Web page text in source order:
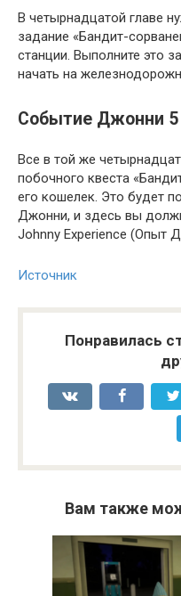
В четырнадцатой главе
задание «Бандит-
станции. Выполните это
начать на
Событие Джонни 5
Все в той же
побочного квеста
его кошелек. Это будет
Джонни, и здесь вы
Johnny Experience (Опыт
Источник
Понравилась
Вам также